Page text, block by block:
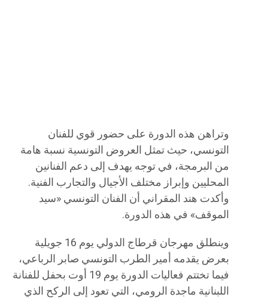
وتراهن هذه الدورة على حضور قوي للفنان
التونسي، حيث تمثل العروض التونسية نسبة هامة
من البرمجة، في توجه يهدف إلى دعم الفنانين
المحليين وإبراز مختلف الأجيال والتجارب الفنية.
وأكدت هند المقراني أن الفنان التونسي «سيد
الموقف» في هذه الدورة.
وينطلق مهرجان قرطاج الدولي يوم 16 جويلية
بعرض يقدمه أمير الطرب التونسي صابر الرباعي،
فيما تختتم فعاليات الدورة يوم 19 أوت بحفل للفنانة
اللبنانية ماجدة الرومي، التي تعود إلى الركح الذي